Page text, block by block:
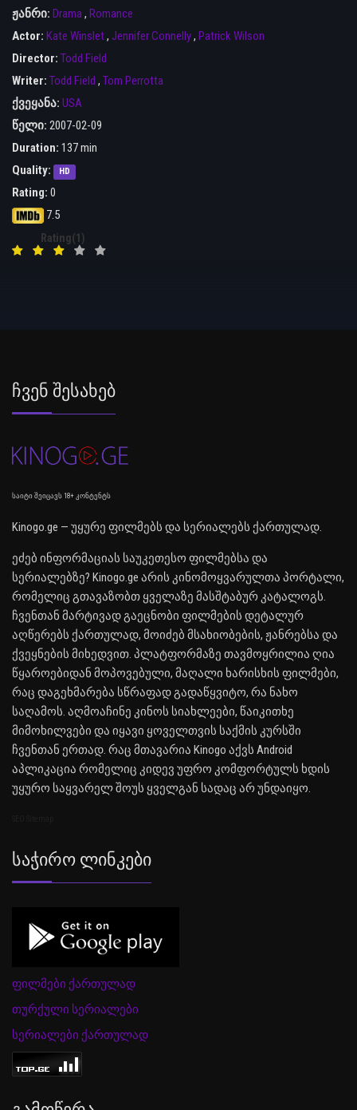
ჟანრი: Drama, Romance
Actor: Kate Winslet, Jennifer Connelly, Patrick Wilson
Director: Todd Field
Writer: Todd Field , Tom Perrotta
ქვეყანა: USA
წელი: 2007-02-09
Duration: 137 min
Quality:
HD
Rating: 0
7.5
Rating(1)
Ჩვენ Შესახებ
საიტი შეიცავს 18+ კონტენტს
Kinogo.ge — უყურე ფილმებს და სერიალებს ქართულად.
ეძებ ინფორმაციას საუკეთესო ფილმებსა და
სერიალებზე? Kinogo.ge არის კინომოყვარულთა პორტალი,
რომელიც გთავაზობთ ყველაზე მასშტაბურ კატალოგს.
ჩვენთან მარტივად გაეცნობი ფილმების დეტალურ
აღწერებს ქართულად, მოიძებ მსახიობების, ჟანრებსა და
ქვეყნების მიხედვით. პლატფორმაზე თავმოყრილია ღია
წყაროებიდან მოპოვებული, მაღალი ხარისხის ფილმები,
რაც დაგეხმარება სწრაფად გადაწყვიტო, რა ნახო
საღამოს. აღმოაჩინე კინოს სიახლეები, წაიკითხე
მიმოხილვები და იყავი ყოველთვის საქმის კურსში
ჩვენთან ერთად. რაც მთავარია Kinogo აქვს Android
აპლიკაცია რომელიც კიდევ უფრო კომფორტულს ხდის
უყურო საყვარელ შოუს ყველგან სადაც არ უნდაიყო.
Საჭირო Ლინკები
ფილმები ქართულად
თურქული სერიალები
სერიალები ქართულად